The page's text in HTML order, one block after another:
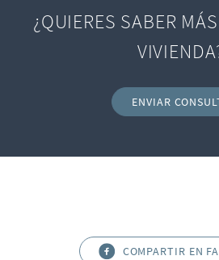
¿QUIERES SABER
ENVIAR
COMPARTIR EN